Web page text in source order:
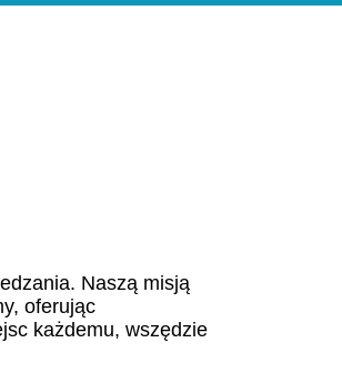
Naszą misją
oferując
każdemu, wszędzie